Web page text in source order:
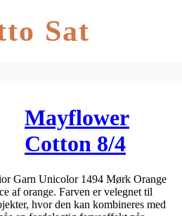
Sat
Mayflower
Cotton 8/4
Junior Garn
Unicolor 1494
Garn Unicolor 1494 Mørk Orange
af orange. Farven er velegnet til
hvor den kan kombineres med